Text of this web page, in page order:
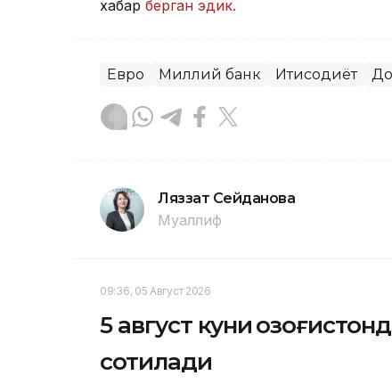
хабар берган эдик.
Евро Миллий банк Иқтисодиёт
Ляззат Сейданова
Муаллиф
09:36, 05 Август 2026
5 август куни
сотилади